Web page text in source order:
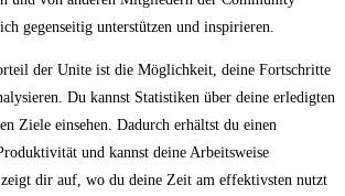
gegenseitig unterstützen und inspirieren.
der Unite ist die Möglichkeit, deine Fortschritte⁣
Du kannst Statistiken über deine erledigten
Ziele einsehen. ​Dadurch erhältst du einen
und⁣ kannst deine Arbeitsweise
dir auf, ‌wo du deine Zeit am effektivsten nutzt